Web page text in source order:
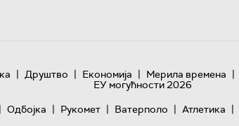
| Друштво | Економија | Мерила времена |
ЕУ могућности 2026
| Одбојка | Рукомет | Ватерполо | Атлетика |